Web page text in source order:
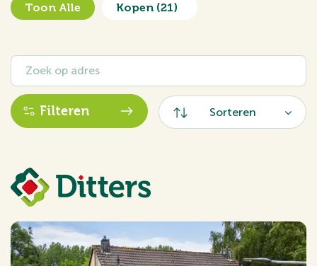
Toon Alle Kopen (21)
Sorteren
Filteren